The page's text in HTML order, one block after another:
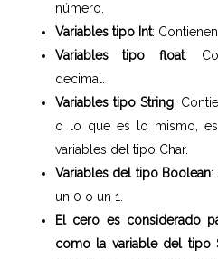
número.
Variables tipo Int:
Variables tipo float:
decimal.
Variables tipo String:
o lo que es lo mismo,
variables del tipo Char.
Variables del tipo Boolean:
un 0 o un 1.
El cero es considerado
como la variable del tipo